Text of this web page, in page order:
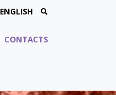
CONTACTS
ENGLISH Search for:
Searchz